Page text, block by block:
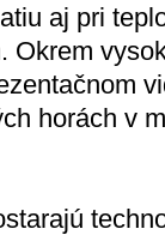
aj pri
Okrem
horách v